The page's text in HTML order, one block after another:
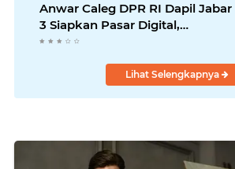
Anwar Caleg DPR RI Dapil Jabar
3 Siapkan Pasar Digital,
Pemasaran Komoditas Petani
Lihat Selengkapnya